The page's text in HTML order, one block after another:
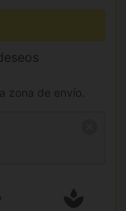
zona de envío.